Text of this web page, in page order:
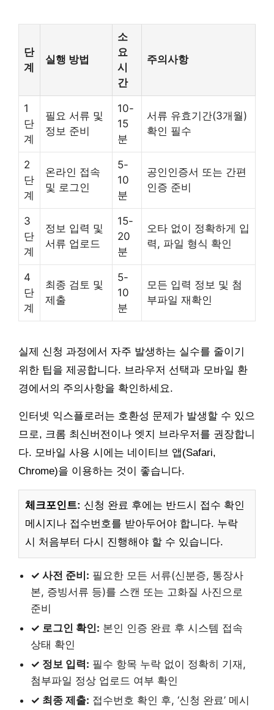
단
계
실행 방법
소
요
시
간
주의사항
1
단
계
필요 서류 및
정보 준비
10-
15
분
서류 유효기간(3개월)
확인 필수
2
단
계
온라인 접속
및 로그인
5-
10
분
공인인증서 또는 간편
인증 준비
3
단
계
정보 입력 및
서류 업로드
15-
20
분
오타 없이 정확하게 입
력, 파일 형식 확인
4
단
계
최종 검토 및
제출
5-
10
분
모든 입력 정보 및 첨
부파일 재확인
실제 신청 과정에서 자주 발생하는 실수를 줄이기
위한 팁을 제공합니다. 브라우저 선택과 모바일 환
경에서의 주의사항을 확인하세요.
인터넷 익스플로러는 호환성 문제가 발생할 수 있으
므로, 크롬 최신버전이나 엣지 브라우저를 권장합니
다. 모바일 사용 시에는 네이티브 앱(Safari,
Chrome)을 이용하는 것이 좋습니다.
체크포인트: 신청 완료 후에는 반드시 접수 확인
메시지나 접수번호를 받아두어야 합니다. 누락
시 처음부터 다시 진행해야 할 수 있습니다.
✓ 사전 준비: 필요한 모든 서류(신분증, 통장사
본, 증빙서류 등)를 스캔 또는 고화질 사진으로
준비
✓ 로그인 확인: 본인 인증 완료 후 시스템 접속
상태 확인
✓ 정보 입력: 필수 항목 누락 없이 정확히 기재,
첨부파일 정상 업로드 여부 확인
✓ 최종 제출: 접수번호 확인 후, ‘신청 완료’ 메시